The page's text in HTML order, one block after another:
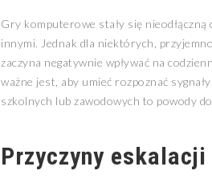
Gry komputerowe stały się
innymi. Jednak dla niektórych,
zaczyna negatywnie wpływać na
ważne jest, aby umieć rozpoznać
szkolnych lub zawodowych to powody
Przyczyny